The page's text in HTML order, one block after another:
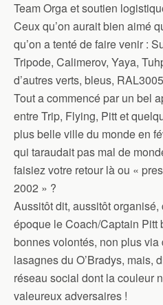
Team Orga et soutien
Ceux qu’on aurait bien aimé
qu’on a tenté de faire venir :
Tripode, Calimerov, Yaya,
d’autres verts, bleus,
Tout a commencé par un bel
entre Trip, Flying, Pitt et
plus belle ville du monde en
qui taraudait pas mal de
faisiez votre retour là ou «
2002 » ?
Aussitôt dit, aussitôt
époque le Coach/Captain Pitt
bonnes volontés, non plus
lasagnes du O’Bradys, mais,
réseau social dont la couleur
valeureux adversaires !